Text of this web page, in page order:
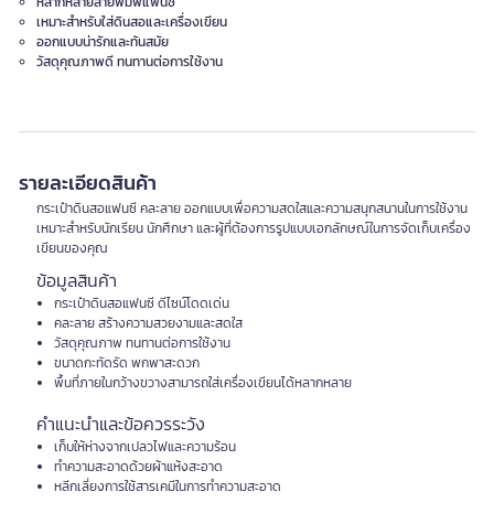
เหมาะสำหรับใส่ดินสอและเครื่องเขียน
ออกแบบน่ารักและทันสมัย
วัสดุคุณภาพดี ทนทานต่อการใช้งาน
รายละเอียดสินค้า
กระเป๋าดินสอแฟนซี คละลาย ออกแบบเพื่อความสดใสและความสนุกสนานในการใช้งาน
เหมาะสำหรับนักเรียน นักศึกษา และผู้ที่ต้องการรูปแบบเอกลักษณ์ในการจัดเก็บเครื่อง
เขียนของคุณ
ข้อมูลสินค้า
กระเป๋าดินสอแฟนซี ดีไซน์โดดเด่น
คละลาย สร้างความสวยงามและสดใส
วัสดุคุณภาพ ทนทานต่อการใช้งาน
ขนาดกะทัดรัด พกพาสะดวก
พื้นที่ภายในกว้างขวางสามารถใส่เครื่องเขียนได้หลากหลาย
คำแนะนำและข้อควรระวัง
เก็บให้ห่างจากเปลวไฟและความร้อน
ทำความสะอาดด้วยผ้าแห้งสะอาด
หลีกเลี่ยงการใช้สารเคมีในการทำความสะอาด